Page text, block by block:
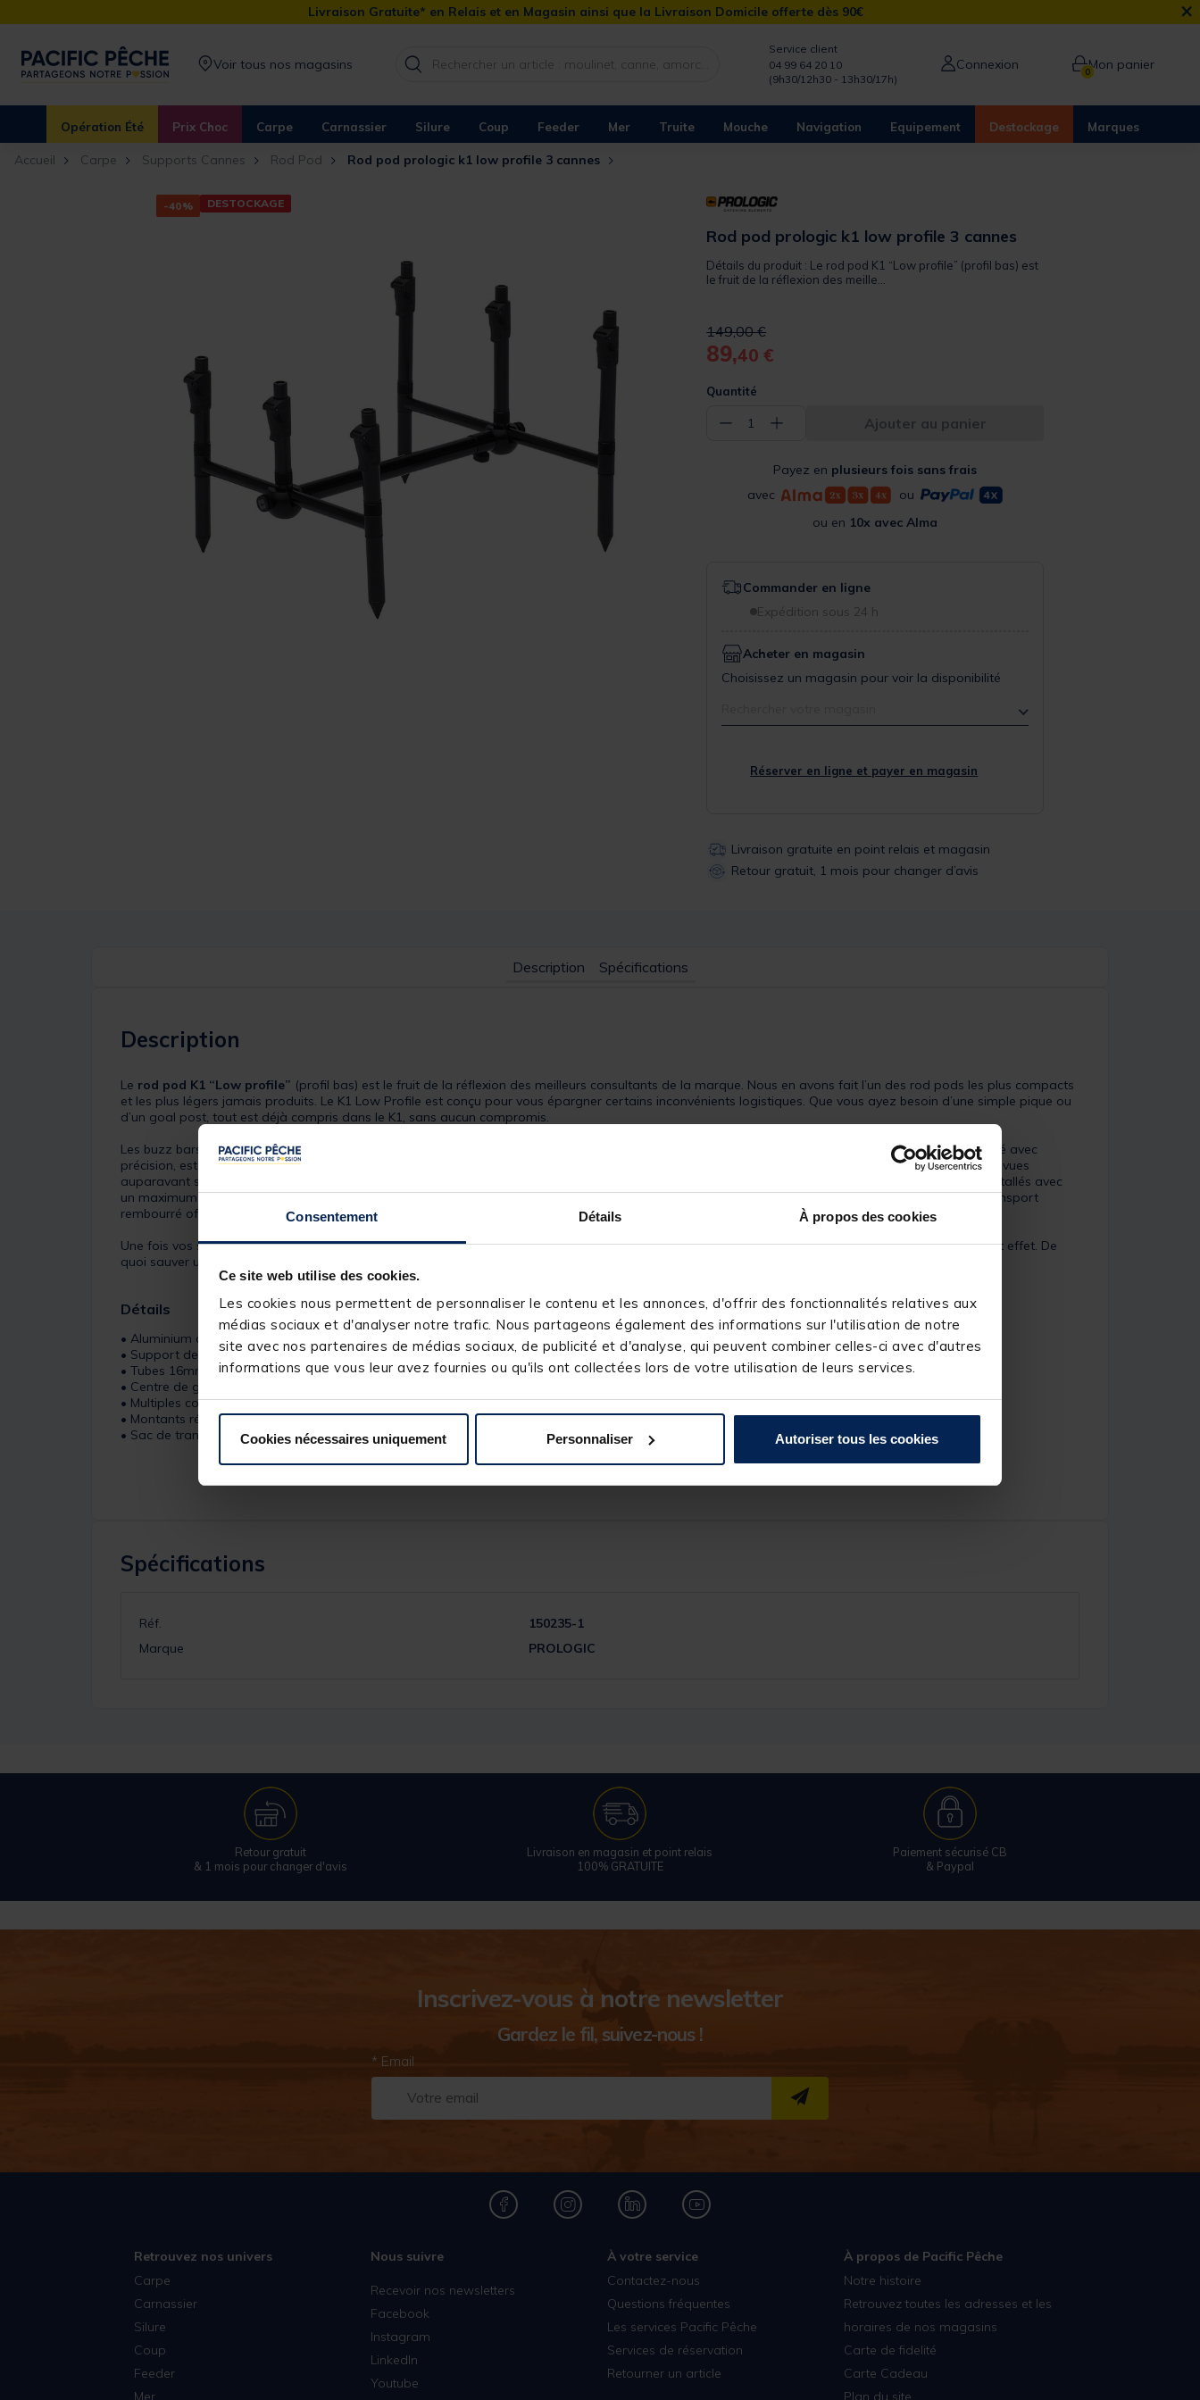
Consentement Détails À propos des cookies
Ce site web utilise des cookies.
Les cookies nous permettent de personnaliser le contenu et les annonces, d'offrir des fonctionnalités relatives aux
médias sociaux et d'analyser notre trafic. Nous partageons également des informations sur l'utilisation de notre
site avec nos partenaires de médias sociaux, de publicité et d'analyse, qui peuvent combiner celles-ci avec d'autres
informations que vous leur avez fournies ou qu'ils ont collectées lors de votre utilisation de leurs services.
Cookies nécessaires uniquement Personnaliser Autoriser tous les cookies
Livraison Gratuite* en Relais et en Magasin ainsi que la Livraison Domicile offerte dès 90€ ×
Voir tous nos magasins
Service client
04 99 64 20 10
(9h30/12h30 - 13h30/17h)
Connexion 0Mon panier
Opération Été Prix Choc Carpe Carnassier Silure Coup Feeder Mer Truite Mouche Navigation Equipement Destockage Marques
Accueil Carpe Supports Cannes Rod Pod Rod pod prologic k1 low profile 3 cannes
-40% DESTOCKAGE
Rod pod prologic k1 low profile 3 cannes
Détails du produit : Le rod pod K1 “Low profile” (profil bas) est
le fruit de la réflexion des meille...
Price reduced from
149,00 €to
89,40 €
Quantité
− 1 + Ajouter au panier
Payez en plusieurs fois sans frais
avec
ou
ou en 10x avec Alma
Commander en ligne
Expédition sous 24 h
Acheter en magasin
Choisissez un magasin pour voir la disponibilité
Réserver en ligne et payer en magasin
Livraison gratuite en point relais et magasin
Retour gratuit, 1 mois pour changer d’avis
Description Spécifications
Description
Le rod pod K1 “Low profile” (profil bas) est le fruit de la réflexion des meilleurs consultants de la marque. Nous en avons fait l’un des rod pods les plus compacts
et les plus légers jamais produits. Le K1 Low Profile est conçu pour vous épargner certains inconvénients logistiques. Que vous ayez besoin d’une simple pique ou
d’un goal post, tout est déjà compris dans le K1, sans aucun compromis.
Les buzz bars K1 s’encastrent simplement et sont fixées à l’aide d’une vis de blocage externe. Ce support en alliage d’aluminium surdimensionné, usiné avec
précision, est entièrement réglable en longueur, permettant un assemblage rapide et sans effort. Il est doté d’une robustesse et d’une stabilité jamais vues
auparavant sur un ensemble aussi compact. Les buzz bars K1 sont tous pourvus de colliers de verrouillage, ce qui veut dire que les buzz bars sont installés avec
un maximum de sécurité. Ils sont entièrement réglables via notre système K1 cam-lock, qui permet un réglage précis selon vos souhaits. Le sac de transport
rembourré offre la meilleure protection et a été pensé pour optimiser votre temps au bord de l’eau.
Une fois vos supports arrière et détecteurs montés, il suffit de retirer les pièces internes verticales puis de les placer dans les rangements prévus à cet effet. De
quoi sauver un temps précieux au bord de l’eau, pour plus de pêche et moins de bricolage !
Détails
• Aluminium anodisé noir de haute qualité
• Support de buzz bars usiné par découpe de précision
• Tubes 16mm
• Centre de gravité abaissé
• Multiples configurations possibles
• Montants réglables et entretoise centrale
• Sac de transport rembourré
Spécifications
Réf.
150235-1
Marque
PROLOGIC
Retour gratuit
& 1 mois pour changer d'avis
Livraison en magasin et point relais
100% GRATUITE
Paiement sécurisé CB
& Paypal
Inscrivez-vous à notre newsletter
Gardez le fil, suivez-nous !
* Email
S''INSCRIRE
Retrouvez nos univers
Carpe
Carnassier
Silure
Coup
Feeder
Mer
Nous suivre
Recevoir nos newsletters
Facebook
Instagram
LinkedIn
Youtube
À votre service
Contactez-nous
Questions fréquentes
Les services Pacific Pêche
Services de réservation
Retourner un article
À propos de Pacific Pêche
Notre histoire
Retrouvez toutes les adresses et les
horaires de nos magasins
Carte de fidelité
Carte Cadeau
Plan du site